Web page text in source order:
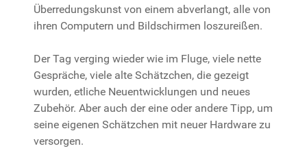
Überredungskunst von einem abverlangt, alle von
ihren Computern und Bildschirmen loszureißen.
Der Tag verging wieder wie im Fluge, viele nette
Gespräche, viele alte Schätzchen, die gezeigt
wurden, etliche Neuentwicklungen und neues
Zubehör. Aber auch der eine oder andere Tipp, um
seine eigenen Schätzchen mit neuer Hardware zu
versorgen.